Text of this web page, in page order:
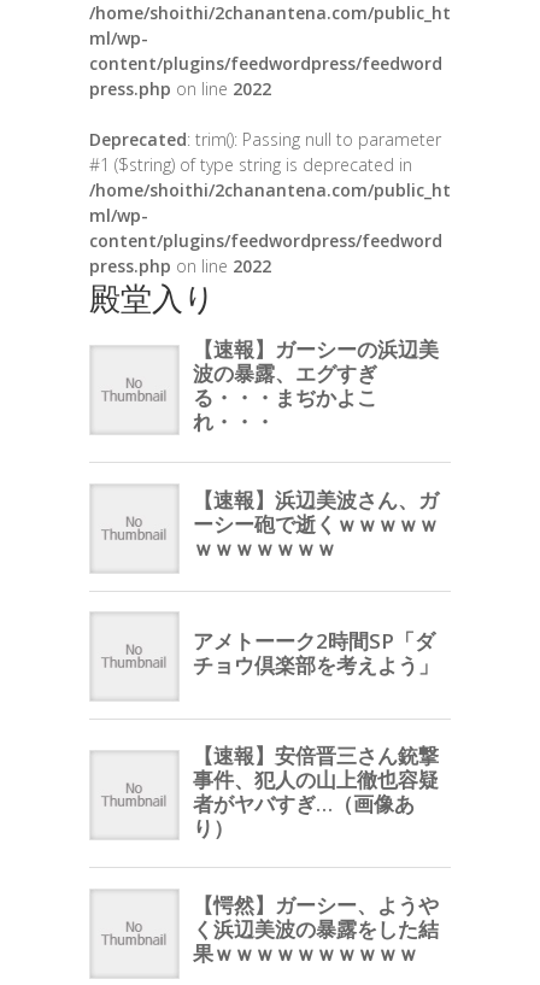
/home/shoithi/2chanantena.com/public_ht
ml/wp-
content/plugins/feedwordpress/feedword
press.php on line 2022
Deprecated: trim(): Passing null to parameter
#1 ($string) of type string is deprecated in
/home/shoithi/2chanantena.com/public_ht
ml/wp-
content/plugins/feedwordpress/feedword
press.php on line 2022
殿堂入り